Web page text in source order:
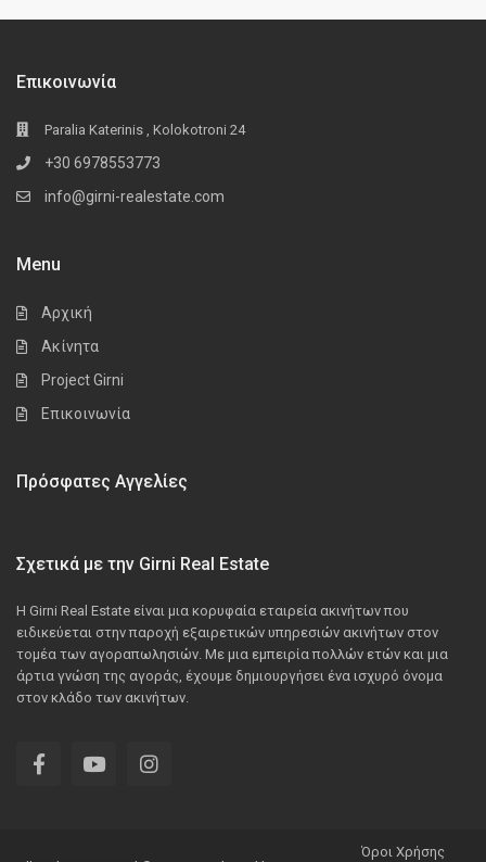
Επικοινωνία
Paralia Katerinis , Kolokotroni 24
+30 6978553773
info@girni-realestate.com
Menu
Αρχική
Ακίνητα
Project Girni
Επικοινωνία
Πρόσφατες Αγγελίες
Σχετικά με την Girni Real Estate
Η Girni Real Estate είναι μια κορυφαία εταιρεία ακινήτων που
ειδικεύεται στην παροχή εξαιρετικών υπηρεσιών ακινήτων στον
τομέα των αγοραπωλησιών. Με μια εμπειρία πολλών ετών και μια
άρτια γνώση της αγοράς, έχουμε δημιουργήσει ένα ισχυρό όνομα
στον κλάδο των ακινήτων.
Όροι Χρήσης